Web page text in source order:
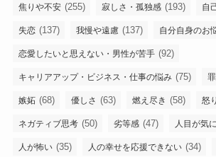
焦りや不安 (255) 寂しさ・孤独感 (193) 自
失恋 (137) 我慢や遠慮 (137) 自分自身のお
恋愛したいと思えない・男性が苦手 (92)
キャリアアップ・ビジネス・仕事の悩み (75)
嫉妬 (68) 優しさ (63) 燃え尽き (58) 怒り
ネガティブ思考 (50) 劣等感 (47) 人目が気
人が怖い (35) 人の幸せを応援できない (34)